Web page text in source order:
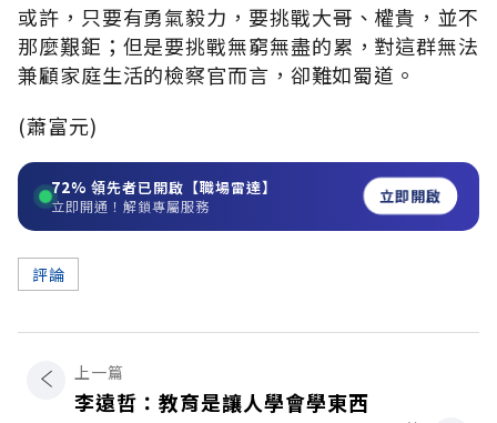
或許，只要有勇氣毅力，要挑戰大哥、權貴，並不
那麼艱鉅；但是要挑戰無窮無盡的累，對這群無法
兼顧家庭生活的檢察官而言，卻難如蜀道。
(蕭富元)
72% 領先者已開啟【職場雷達】
立即開通！解鎖專屬服務 立即開啟
評論
上一篇
李遠哲：教育是讓人學會學東西